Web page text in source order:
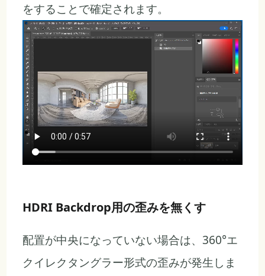
をすることで確定されます。
HDRI Backdrop用の歪みを無くす
配置が中央になっていない場合は、360°エ
クイレクタングラー形式の歪みが発生しま